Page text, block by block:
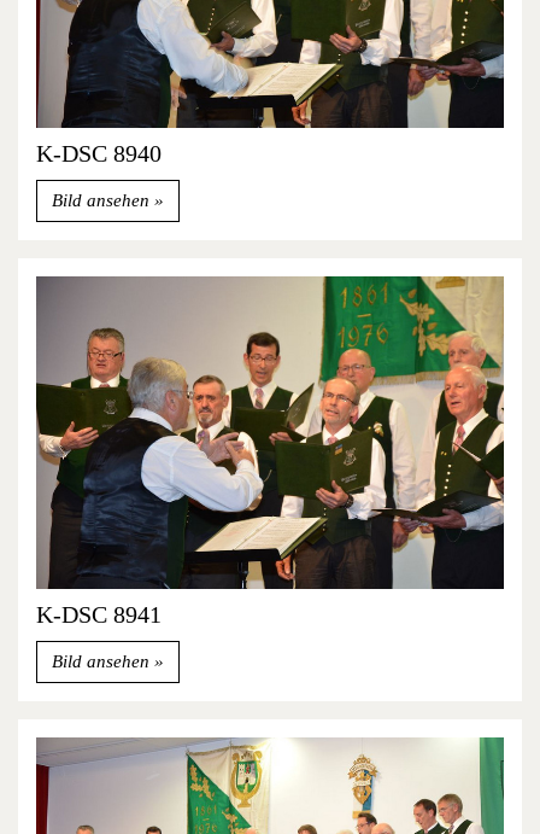
K-DSC 8940
Bild ansehen
K-DSC 8941
Bild ansehen